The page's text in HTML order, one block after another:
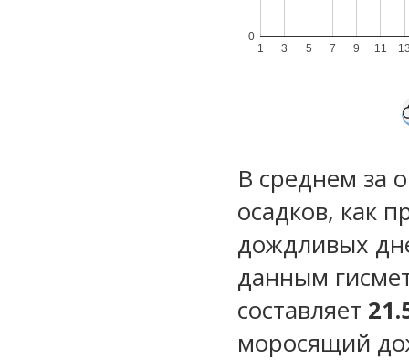
1 3 5 7 9 11
0
В среднем за
осадков, как
дождливых
данным
составляет
моросящий